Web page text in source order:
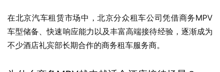
在北京汽车租赁市场中，北京分众租车公司凭借商务MPV
车型储备、快速响应能力以及丰富高端接待经验，逐渐成为
不少酒店礼宾部长期合作的商务租车服务商。